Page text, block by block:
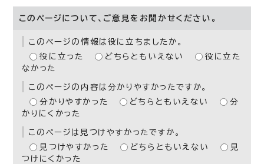
このページについて、ご意見をお聞かせください。
このページの情報は役に立ちましたか。
役に立った
どちらともいえない
役に立た
なかった
このページの内容は分かりやすかったですか。
分かりやすかった
どちらともいえない
分
かりにくかった
このページは見つけやすかったですか。
見つけやすかった
どちらともいえない
見
つけにくかった